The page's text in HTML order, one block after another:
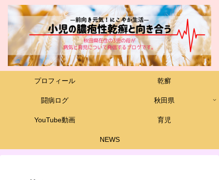
プロフィール 乾癬
闘病ログ 秋田県
YouTube動画 育児
NEWS